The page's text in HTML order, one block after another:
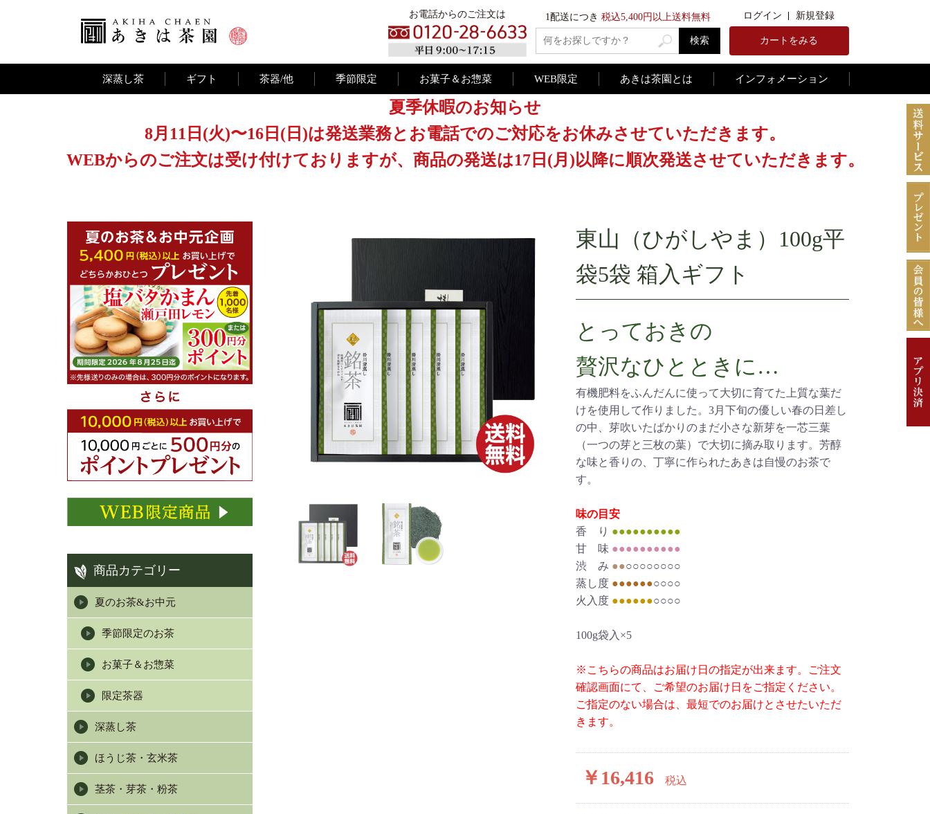
お電話からのご注文は 1配送につき 税込5,400円以上送料無料
検索
ログイン 新規登録
カートをみる
深蒸し茶 ギフト 茶器/他 季節限定 お菓子＆お惣菜 WEB限定 あきは茶園とは インフォメーション
夏季休暇のお知らせ
8月11日(火)〜16日(日)は発送業務とお電話でのご対応をお休みさせていただきます。
WEBからのご注文は受け付けておりますが、商品の発送は17日(月)以降に順次発送させていただきます。
商品カテゴリー
夏のお茶&お中元
季節限定のお茶
お菓子＆お惣菜
限定茶器
深蒸し茶
ほうじ茶・玄米茶
茎茶・芽茶・粉茶
東山（ひがしやま）100g平
袋5袋 箱入ギフト
とっておきの
贅沢なひとときに…
有機肥料をふんだんに使って大切に育てた上質な葉だ
けを使用して作りました。3月下旬の優しい春の日差し
の中、芽吹いたばかりのまだ小さな新芽を一芯三葉
（一つの芽と三枚の葉）で大切に摘み取ります。芳醇
な味と香りの、丁寧に作られたあきは自慢のお茶で
す。
味の目安
香 り ●●●●●●●●●●
甘 味 ●●●●●●●●●●
渋 み ●●○○○○○○○○
蒸し度 ●●●●●●○○○○
火入度 ●●●●●●○○○○
100g袋入×5
※こちらの商品はお届け日の指定が出来ます。ご注文
確認画面にて、ご希望のお届け日をご指定ください。
ご指定のない場合は、最短でのお届けとさせたいただ
きます。
￥16,416 税込